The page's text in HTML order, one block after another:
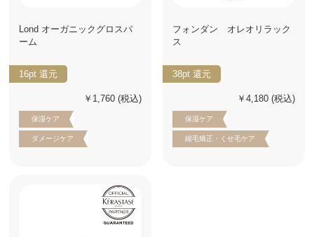
Lond オーガニックグロスバ
ーム
16pt 還元
￥1,760 (税込)
保湿ケア
ダメージケア
フォンダン オレオリラック
ス
38pt 還元
￥4,180 (税込)
保湿ケア
縮毛矯正・くせ毛ケア